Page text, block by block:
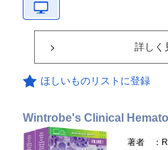
詳しく
ほしいものリストに登録
Wintrobe's Clinical
著者
：